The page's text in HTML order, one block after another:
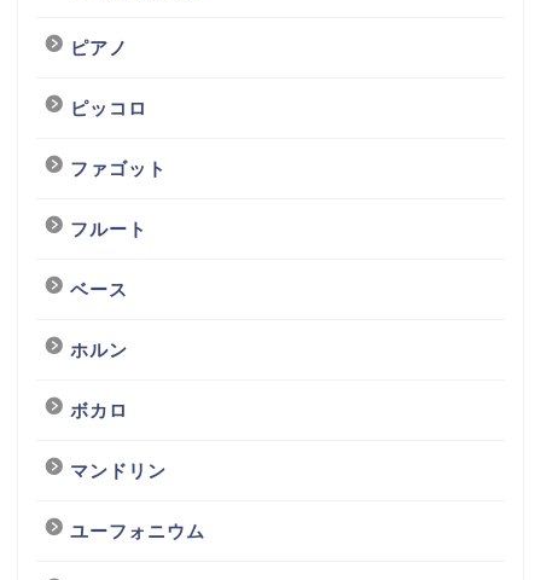
ピアノ
ピッコロ
ファゴット
フルート
ベース
ホルン
ボカロ
マンドリン
ユーフォニウム